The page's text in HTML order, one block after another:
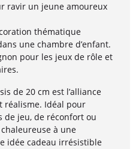
ravir un jeune amoureux
thématique
une chambre d’enfant.
pour les jeux de rôle et
de 20 cm est l’alliance
réalisme. Idéal pour
de jeu, de réconfort ou
à une
idée cadeau irrésistible